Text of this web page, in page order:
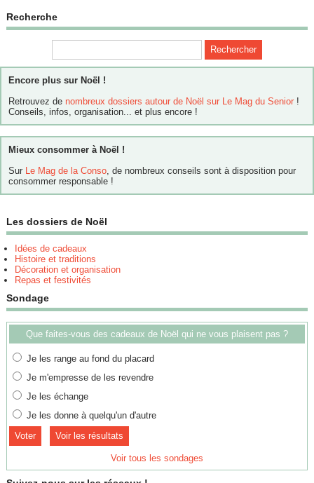
Recherche
Encore plus sur Noël !
Retrouvez de nombreux dossiers autour de Noël sur Le Mag du Senior !
Conseils, infos, organisation... et plus encore !
Mieux consommer à Noël !
Sur
Le Mag de la Conso , de nombreux conseils sont à disposition pour
consommer responsable !
Les dossiers de Noël
Idées de cadeaux
Histoire et traditions
Décoration et organisation
Repas et festivités
Sondage
Que faites-vous des cadeaux de Noël qui ne vous plaisent pas ?
Je les range au fond du placard
Je m'empresse de les revendre
Je les échange
Je les donne à quelqu'un d'autre
Voir les résultats
Voir tous les sondages